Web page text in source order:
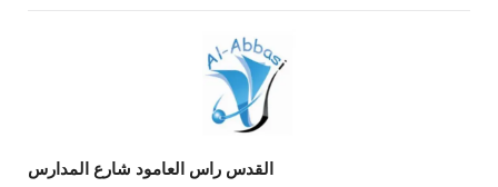
القدس راس العامود شارع المدارس